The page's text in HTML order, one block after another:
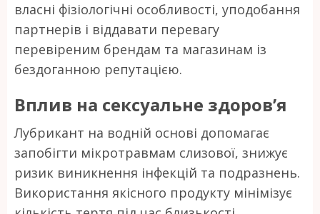
власні фізіологічні особливості, уподобання
партнерів і віддавати перевагу
перевіреним брендам та магазинам із
бездоганною репутацією.
Вплив на сексуальне здоров’я
Лубрикант на водній основі допомагає
запобігти мікротравмам слизової, знижує
ризик виникнення інфекцій та подразнень.
Використання якісного продукту мінімізує